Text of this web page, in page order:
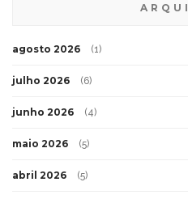
agosto 2026 (1)
julho 2026 (6)
junho 2026 (4)
maio 2026 (5)
abril 2026 (5)